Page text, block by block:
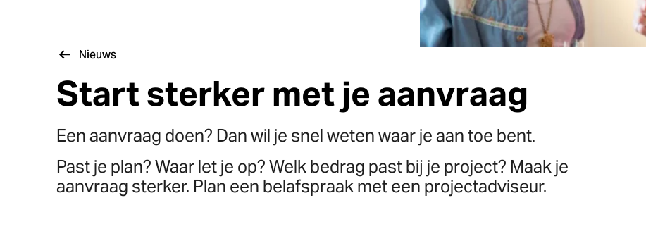
Nieuws
Start sterker met je aanvraag
Een aanvraag doen? Dan wil je snel weten waar je aan toe bent.
Past je plan? Waar let je op? Welk bedrag past bij je project? Maak je
aanvraag sterker. Plan een belafspraak met een projectadviseur.